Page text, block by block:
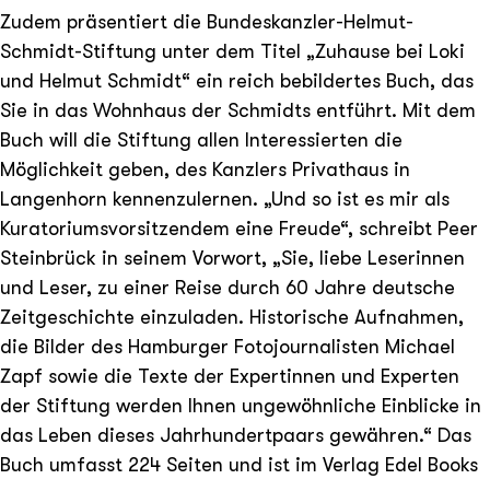
Zudem präsentiert die Bundeskanzler-Helmut-
Schmidt-Stiftung unter dem Titel „Zuhause bei Loki
und Helmut Schmidt“ ein reich bebildertes Buch, das
Sie in das Wohnhaus der Schmidts entführt. Mit dem
Buch will die Stiftung allen Interessierten die
Möglichkeit geben, des Kanzlers Privathaus in
Langenhorn kennenzulernen. „Und so ist es mir als
Kuratoriumsvorsitzendem eine Freude“, schreibt Peer
Steinbrück in seinem Vorwort, „Sie, liebe Leserinnen
und Leser, zu einer Reise durch 60 Jahre deutsche
Zeitgeschichte einzuladen. Historische Aufnahmen,
die Bilder des Hamburger Fotojournalisten Michael
Zapf sowie die Texte der Expertinnen und Experten
der Stiftung werden Ihnen ungewöhnliche Einblicke in
das Leben dieses Jahrhundertpaars gewähren.“ Das
Buch umfasst 224 Seiten und ist im Verlag Edel Books